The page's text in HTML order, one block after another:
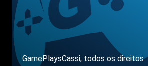
GamePlaysCassi, todos os direitos